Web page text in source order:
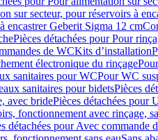
sur secteur, pour réservoirs à
encastrer Geberit Sigma 12 cm
Pièces détachées pour Pour
de WCKits d’installation
électronique du rinçage
sanitaires pour WCPour WC
sanitaires pour bidetsPièces
avec bridePièces détachées pour
fonctionnement avec rinçage,
détachées pour Avec commande